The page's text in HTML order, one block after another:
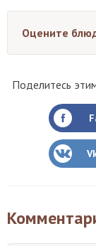
Оцените
Поделитесь